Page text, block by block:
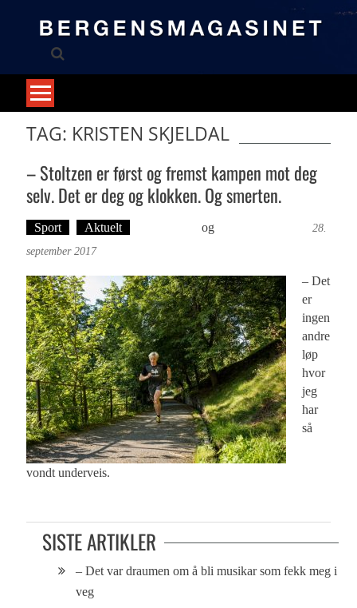
TAG: KRISTEN SKJELDAL
– Stoltzen er først og fremst kampen mot deg
selv. Det er deg og klokken. Og smerten.
Sport Aktuelt og
28.
september 2017
– Det
er
ingen
andre
løp
hvor
jeg
har
så
vondt underveis.
SISTE ARTIKLER
– Det var draumen om å bli musikar som fekk meg i
veg